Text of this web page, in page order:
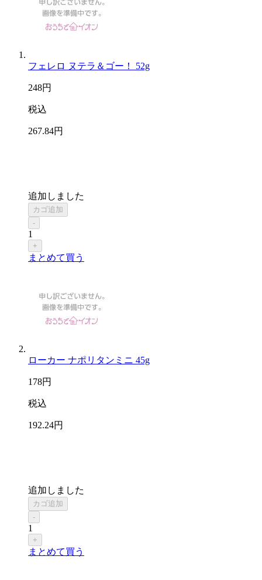
フェレロ ヌテラ＆ゴー！ 52g
248円
税込
267.84円
追加しました
カゴ追加
-
1
+
まとめて買う
ローカー ナポリタンミニ 45g
178円
税込
192.24円
追加しました
カゴ追加
-
1
+
まとめて買う